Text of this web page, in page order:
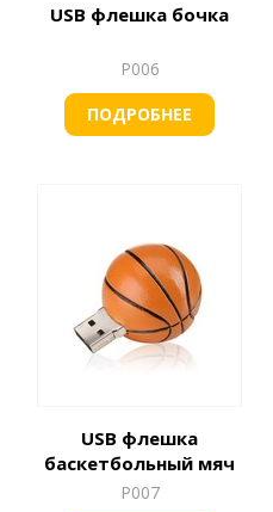
USB флешка бочка
Р006
ПОДРОБНЕЕ
USB флешка
баскетбольный мяч
Р007